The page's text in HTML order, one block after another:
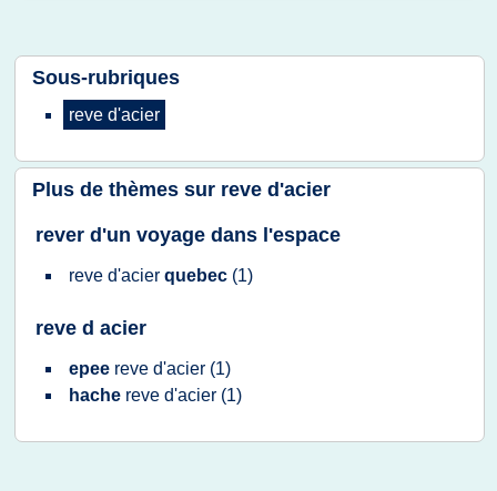
Sous-rubriques
reve d'acier
Plus de thèmes sur reve d'acier
rever d'un voyage dans l'espace
reve d'acier quebec (1)
reve d acier
epee reve d'acier (1)
hache reve d'acier (1)